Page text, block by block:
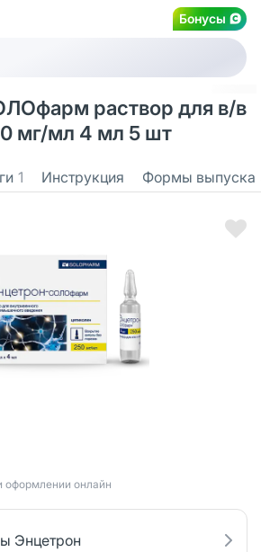
Бонусы
раствор для в/в
мг/мл 4 мл 5 шт
1 Инструкция Формы выпуска
оформлении онлайн
Энцетрон